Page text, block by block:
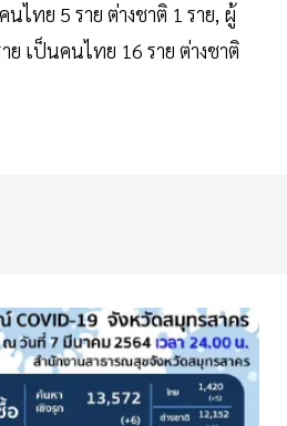
ไทย 5 ราย ต่างชาติ 1 ราย, ผู้
ย เป็นคนไทย 16 ราย ต่างชาติ